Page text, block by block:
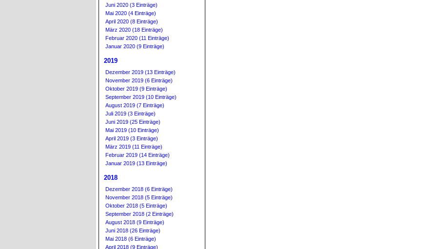
Juni 2020 (3 Einträge)
Mai 2020 (4 Einträge)
April 2020 (8 Einträge)
März 2020 (18 Einträge)
Februar 2020 (11 Einträge)
Januar 2020 (9 Einträge)
2019
Dezember 2019 (13 Einträge)
November 2019 (6 Einträge)
Oktober 2019 (9 Einträge)
September 2019 (10 Einträge)
August 2019 (7 Einträge)
Juli 2019 (3 Einträge)
Juni 2019 (25 Einträge)
Mai 2019 (10 Einträge)
April 2019 (3 Einträge)
März 2019 (11 Einträge)
Februar 2019 (14 Einträge)
Januar 2019 (13 Einträge)
2018
Dezember 2018 (6 Einträge)
November 2018 (5 Einträge)
Oktober 2018 (5 Einträge)
September 2018 (2 Einträge)
August 2018 (9 Einträge)
Juni 2018 (26 Einträge)
Mai 2018 (6 Einträge)
April 2018 (9 Einträge)